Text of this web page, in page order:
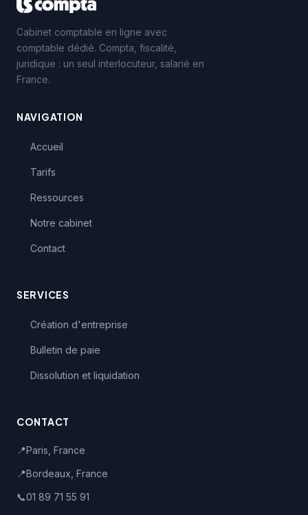
Cabinet comptable en ligne avec
comptable dédié. Compta, fiscalité,
juridique : un seul interlocuteur, salarié en
France.
NAVIGATION
Accueil
Tarifs
Ressources
Notre cabinet
Contact
SERVICES
Création d'entreprise
Bulletin de paie
Dissolution et liquidation
CONTACT
📍Paris, France
📍Bordeaux, France
📞01 89 71 55 91